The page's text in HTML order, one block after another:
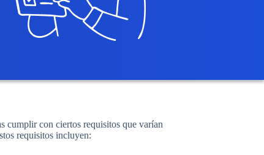
cumplir con ciertos requisitos que varían
requisitos incluyen: